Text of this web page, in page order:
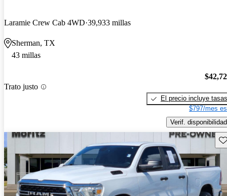
Laramie Crew Cab 4WD 39,933 millas
Sherman, TX
43 millas
Trato justo
El precio incluye tasas
$797/mes
Verif. disponibilidad